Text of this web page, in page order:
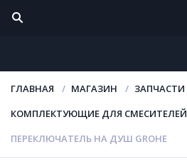
ГЛАВНАЯ МАГАЗИН
ЗАПЧАСТИ
КОМПЛЕКТУЮЩИЕ ДЛЯ СМЕСИТЕЛЕЙ
ПЕРЕКЛЮЧАТЕЛЬ НА ДУШ GROHE